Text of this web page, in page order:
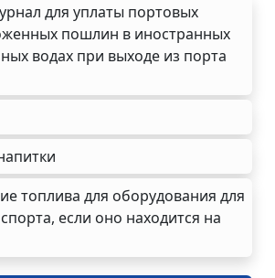
для уплаты портовых
пошлин в иностранных
водах при выходе из порта
топлива для оборудования для
если оно находится на